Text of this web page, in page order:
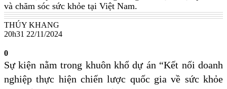
và chăm sóc sức khỏe tại Việt Nam.
THÚY KHANG
20h31 22/11/2024
0
Sự kiện nằm trong khuôn khổ dự án “Kết nối doanh
nghiệp thực hiện chiến lược quốc gia về sức khỏe